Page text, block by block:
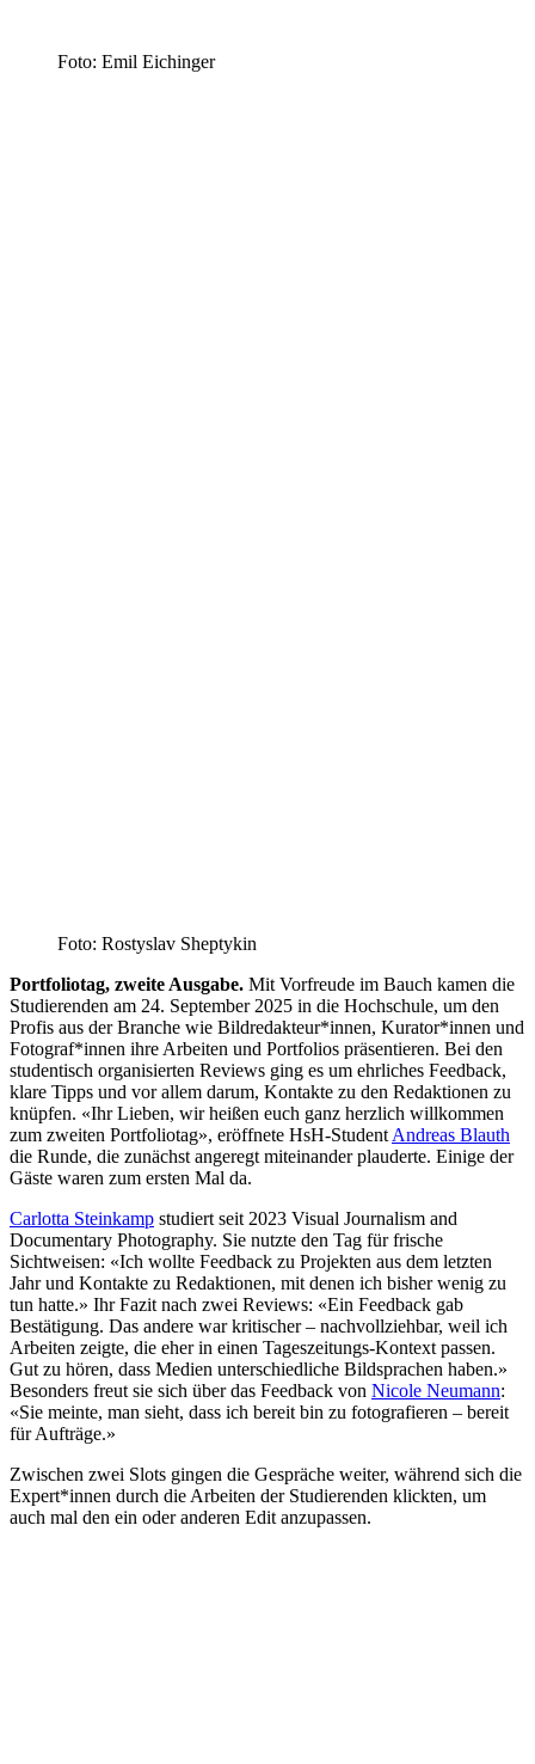
Foto: Emil Eichinger
Foto: Rostyslav Sheptykin
Portfoliotag, zweite Ausgabe. Mit Vorfreude im Bauch kamen die
Studierenden am 24. September 2025 in die Hochschule, um den
Profis aus der Branche wie Bildredakteur*innen, Kurator*innen und
Fotograf*innen ihre Arbeiten und Portfolios präsentieren. Bei den
studentisch organisierten Reviews ging es um ehrliches Feedback,
klare Tipps und vor allem darum, Kontakte zu den Redaktionen zu
knüpfen. «Ihr Lieben, wir heißen euch ganz herzlich willkommen
zum zweiten Portfoliotag», eröffnete HsH-Student Andreas Blauth
die Runde, die zunächst angeregt miteinander plauderte. Einige der
Gäste waren zum ersten Mal da.
Carlotta Steinkamp studiert seit 2023 Visual Journalism and
Documentary Photography. Sie nutzte den Tag für frische
Sichtweisen: «Ich wollte Feedback zu Projekten aus dem letzten
Jahr und Kontakte zu Redaktionen, mit denen ich bisher wenig zu
tun hatte.» Ihr Fazit nach zwei Reviews: «Ein Feedback gab
Bestätigung. Das andere war kritischer – nachvollziehbar, weil ich
Arbeiten zeigte, die eher in einen Tageszeitungs-Kontext passen.
Gut zu hören, dass Medien unterschiedliche Bildsprachen haben.»
Besonders freut sie sich über das Feedback von Nicole Neumann:
«Sie meinte, man sieht, dass ich bereit bin zu fotografieren – bereit
für Aufträge.»
Zwischen zwei Slots gingen die Gespräche weiter, während sich die
Expert*innen durch die Arbeiten der Studierenden klickten, um
auch mal den ein oder anderen Edit anzupassen.